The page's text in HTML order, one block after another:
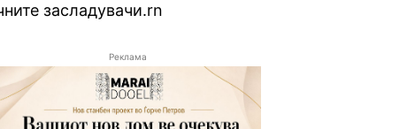
засладувачи.rn
Реклама